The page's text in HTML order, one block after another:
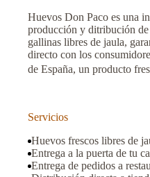
Huevos Don Paco es una
producción y ditribución
gallinas libres de jaula,
directo con los
de España, un producto
Servicios
Huevos frescos libres de
Entrega a la puerta de tu
Entrega de pedidos a